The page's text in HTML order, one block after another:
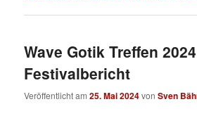
Wave Gotik Treffen
Festivalbericht
Veröffentlicht am25. Mai 2024vonSven